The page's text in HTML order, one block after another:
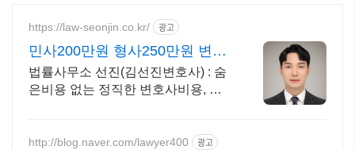
https://law-seonjin.co.kr/ 광고
민사200만원 형사250만원 변호
사선임비용 수임료 정찰제
법률사무소 선진(김선진변호사) : 숨
은비용 없는 정직한 변호사비용, 수
요.
http://blog.naver.com/lawyer400 광고